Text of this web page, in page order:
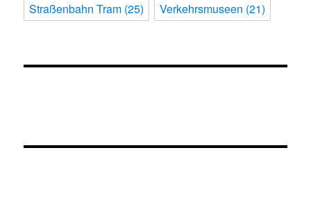
Straßenbahn Tram (25) Verkehrsmuseen (21)